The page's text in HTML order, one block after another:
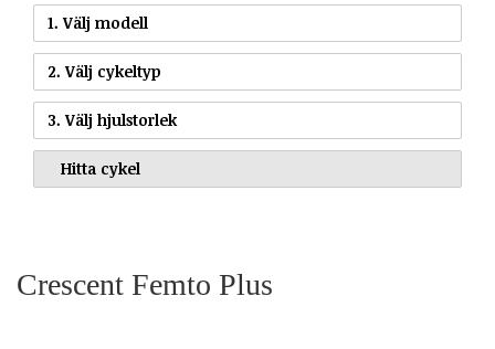
1. Välj modell
2. Välj cykeltyp
3. Välj hjulstorlek
Crescent Femto Plus